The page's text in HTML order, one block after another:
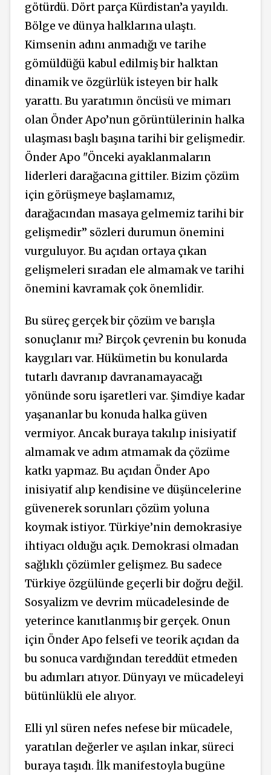
götürdü. Dört parça Kürdistan’a yayıldı.
Bölge ve dünya halklarına ulaştı.
Kimsenin adını anmadığı ve tarihe
gömüldüğü kabul edilmiş bir halktan
dinamik ve özgürlük isteyen bir halk
yarattı. Bu yaratımın öncüsü ve mimarı
olan Önder Apo’nun görüntülerinin halka
ulaşması başlı başına tarihi bir gelişmedir.
Önder Apo "Önceki ayaklanmaların
liderleri darağacına gittiler. Bizim çözüm
için görüşmeye başlamamız,
darağacından masaya gelmemiz tarihi bir
gelişmedir’’ sözleri durumun önemini
vurguluyor. Bu açıdan ortaya çıkan
gelişmeleri sıradan ele almamak ve tarihi
önemini kavramak çok önemlidir.
Bu süreç gerçek bir çözüm ve barışla
sonuçlanır mı? Birçok çevrenin bu konuda
kaygıları var. Hükümetin bu konularda
tutarlı davranıp davranamayacağı
yönünde soru işaretleri var. Şimdiye kadar
yaşananlar bu konuda halka güven
vermiyor. Ancak buraya takılıp inisiyatif
almamak ve adım atmamak da çözüme
katkı yapmaz. Bu açıdan Önder Apo
inisiyatif alıp kendisine ve düşüncelerine
güvenerek sorunları çözüm yoluna
koymak istiyor. Türkiye’nin demokrasiye
ihtiyacı olduğu açık. Demokrasi olmadan
sağlıklı çözümler gelişmez. Bu sadece
Türkiye özgülünde geçerli bir doğru değil.
Sosyalizm ve devrim mücadelesinde de
yeterince kanıtlanmış bir gerçek. Onun
için Önder Apo felsefi ve teorik açıdan da
bu sonuca vardığından tereddüt etmeden
bu adımları atıyor. Dünyayı ve mücadeleyi
bütünlüklü ele alıyor.
Elli yıl süren nefes nefese bir mücadele,
yaratılan değerler ve aşılan inkar, süreci
buraya taşıdı. İlk manifestoyla bugüne